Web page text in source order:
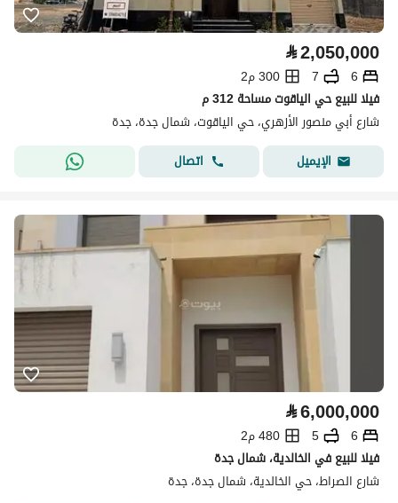
⃁2,050,000
6
7
300 م2
فيلا للبيع حي الياقوت مساحة 312 م
شارع أبي منصور الأزهري، حي الياقوت، شمال جدة، جدة
الإيميل
اتصال
⃁6,000,000
6
5
480 م2
فيلا للبيع في الخالدية، شمال جدة
شارع الصراط، حي الخالدية، شمال جدة، جدة